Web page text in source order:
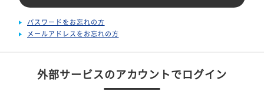
パスワードをお忘れの方
メールアドレスをお忘れの方
外部サービスのアカウントでログイン